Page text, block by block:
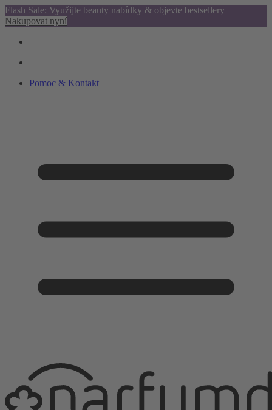
Flash Sale: Využijte beauty nabídky & objevte bestsellery
Nakupovat nyní
Pomoc & Kontakt